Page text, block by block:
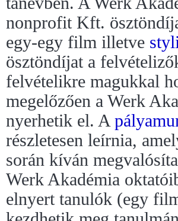
nonprofit Kft.
egy-egy film illetve
ösztöndíjat a
felvételikre magukkal
megelőzően a Werk
nyerhetik el. A
részletesen leírnia,
során kíván
Werk Akadémia
elnyert tanulók (egy